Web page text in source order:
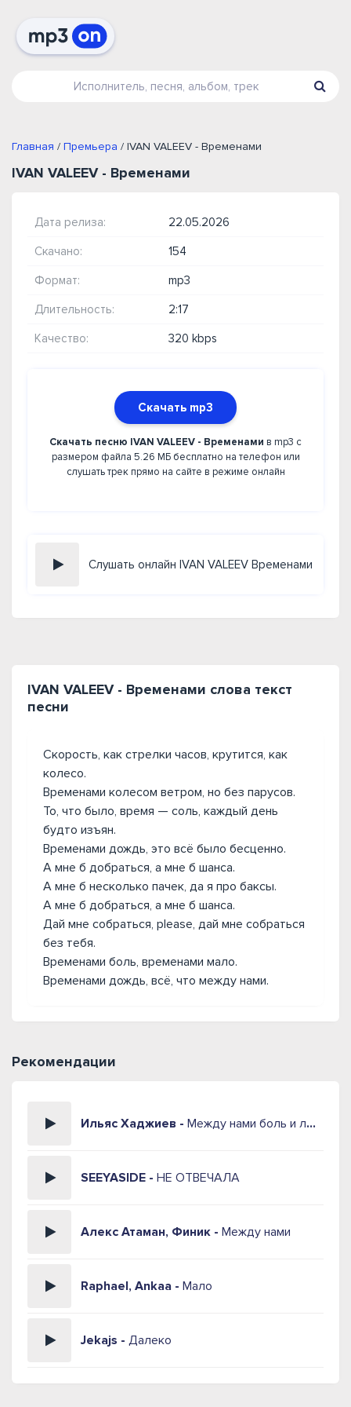
Главная / Премьера / IVAN VALEEV - Временами
IVAN VALEEV - Временами
Дата релиза: 22.05.2026
Скачано: 154
Формат: mp3
Длительность: 2:17
Качество: 320 kbps
Скачать mp3
Скачать песню IVAN VALEEV - Временами в mp3 с
размером файла 5.26 МБ бесплатно на телефон или
слушать трек прямо на сайте в режиме онлайн
Слушать онлайн IVAN VALEEV Временами
IVAN VALEEV - Временами слова текст
песни
Скорость, как стрелки часов, крутится, как
колесо.
Временами колесом ветром, но без парусов.
То, что было, время — соль, каждый день
будто изъян.
Временами дождь, это всё было бесценно.
А мне б добраться, а мне б шанса.
А мне б несколько пачек, да я про баксы.
А мне б добраться, а мне б шанса.
Дай мне собраться, please, дай мне собраться
без тебя.
Временами боль, временами мало.
Временами дождь, всё, что между нами.
Рекомендации
Ильяс Хаджиев - Между нами боль и любовь
SEEYASIDE - НЕ ОТВЕЧАЛА
Алекс Атаман, Финик - Между нами
Raphael, Ankaa - Мало
Jekajs - Далеко